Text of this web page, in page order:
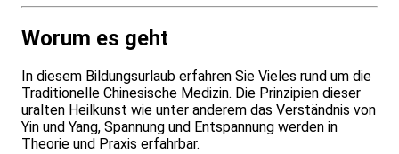
Worum es geht
In diesem Bildungsurlaub erfahren Sie Vieles rund um die
Traditionelle Chinesische Medizin. Die Prinzipien dieser
uralten Heilkunst wie unter anderem das Verständnis von
Yin und Yang, Spannung und Entspannung werden in
Theorie und Praxis erfahrbar.